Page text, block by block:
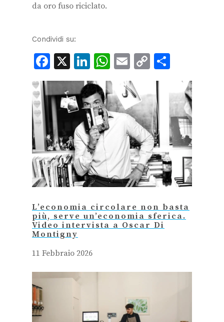
da oro fuso riciclato.
Condividi su:
Facebook
X LinkedIn
WhatsApp
Email
Copy
Link
L’economia circolare non basta
più, serve un’economia sferica.
Video intervista a Oscar Di
Montigny
11 Febbraio 2026